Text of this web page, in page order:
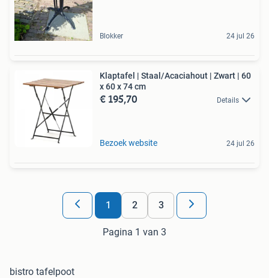
Blokker 24 jul 26
Klaptafel | Staal/Acaciahout | Zwart | 60
x 60 x 74 cm
€ 195,70 Details
Bezoek website 24 jul 26
1 2 3
Pagina 1 van 3
bistro tafelpoot